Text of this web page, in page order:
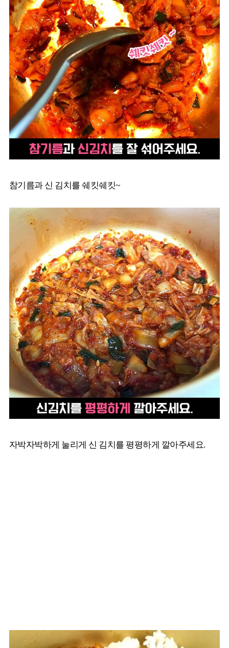
참기름과 신 김치를 쉐킷쉐킷~
자박자박하게 눌리게 신 김치를 평평하게 깔아주세요.